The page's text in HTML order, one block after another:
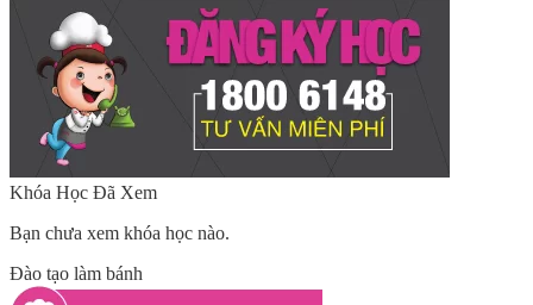
Khóa Học Đã Xem
Bạn chưa xem khóa học nào.
Đào tạo làm bánh